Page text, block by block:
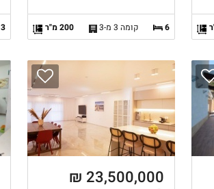
6 קומה 3 מ-3 200 מ"ר 3
23,500,000 ₪